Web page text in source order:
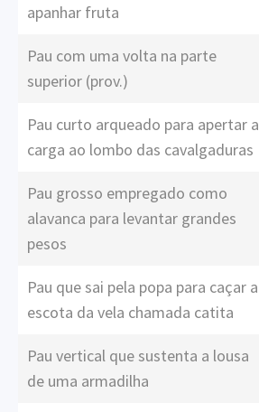
apanhar fruta
Pau com uma volta na parte
superior (prov.)
Pau curto arqueado para apertar a
carga ao lombo das cavalgaduras
Pau grosso empregado como
alavanca para levantar grandes
pesos
Pau que sai pela popa para caçar a
escota da vela chamada catita
Pau vertical que sustenta a lousa
de uma armadilha